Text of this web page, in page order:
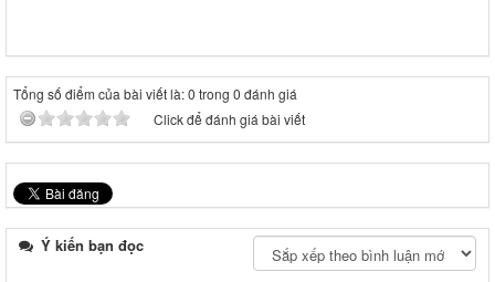
Tổng số điểm của bài viết là: 0 trong 0 đánh giá
Click để đánh giá bài viết
Ý kiến bạn đọc